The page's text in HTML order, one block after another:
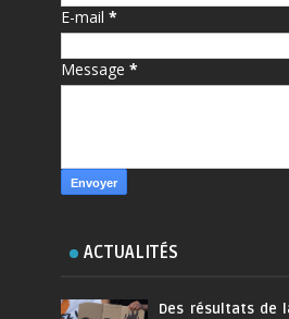
E-mail*
Message*
ACTUALITÉS
Des résultats de